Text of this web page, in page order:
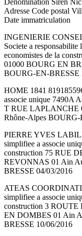
Dénomination Siren
Adresse Code postal
Date immatriculation
INGENIERIE
Societe a
economistes de la
01000 BOURG EN
BOURG-EN-BRESSE
HOME 1841
associe unique 7490A
T RUE LAPLANCHE
Rhône-Alpes
PIERRE YVES
simplifiee a associe
construction 75 RUE
REVONNAS 01 Ain
BRESSE 04/03/2016
ATEAS
simplifiee a associe
construction 3
EN DOMBES 01 Ain
BRESSE 10/06/2016